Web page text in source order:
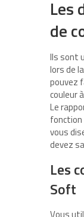
Les
de
Ils sont
lors de
pouvez
couleur
Le
fonction
vous
devez
Les
Soft